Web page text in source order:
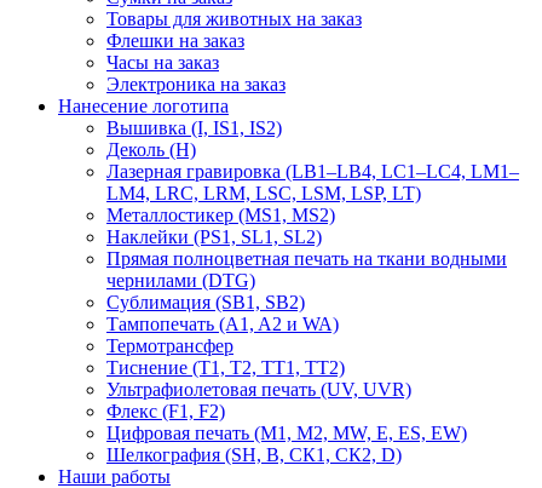
Товары для животных на заказ
Флешки на заказ
Часы на заказ
Электроника на заказ
Нанесение логотипа
Вышивка (I, IS1, IS2)
Деколь (H)
Лазерная гравировка (LB1–LB4, LC1–LC4, LM1–
LM4, LRC, LRM, LSC, LSM, LSP, LT)
Металлостикер (MS1, MS2)
Наклейки (PS1, SL1, SL2)
Прямая полноцветная печать на ткани водными
чернилами (DTG)
Сублимация (SB1, SB2)
Тампопечать (A1, A2 и WA)
Термотрансфер
Тиснение (Т1, Т2, ТT1, ТT2)
Ультрафиолетовая печать (UV, UVR)
Флекс (F1, F2)
Цифровая печать (M1, M2, MW, E, ES, EW)
Шелкография (SH, В, СК1, СК2, D)
Наши работы